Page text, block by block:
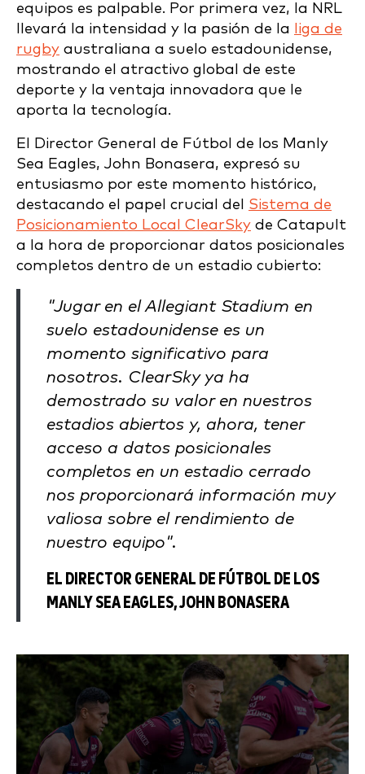
equipos es palpable. Por primera vez, la NRL
llevará la intensidad y la pasión de la
liga de
rugby australiana a suelo estadounidense,
mostrando el atractivo global de este
deporte y la ventaja innovadora que le
aporta la tecnología.
El Director General de Fútbol de los Manly
Sea Eagles, John Bonasera, expresó su
entusiasmo por este momento histórico,
destacando el papel crucial del Sistema de
Posicionamiento Local ClearSky de Catapult
a la hora de proporcionar datos posicionales
completos dentro de un estadio cubierto:
"Jugar en el Allegiant Stadium en
suelo estadounidense es un
momento significativo para
nosotros. ClearSky ya ha
demostrado su valor en nuestros
estadios abiertos y, ahora, tener
acceso a datos posicionales
completos en un estadio cerrado
nos proporcionará información muy
valiosa sobre el rendimiento de
nuestro equipo".
EL DIRECTOR GENERAL DE FÚTBOL DE LOS
MANLY SEA EAGLES, JOHN BONASERA